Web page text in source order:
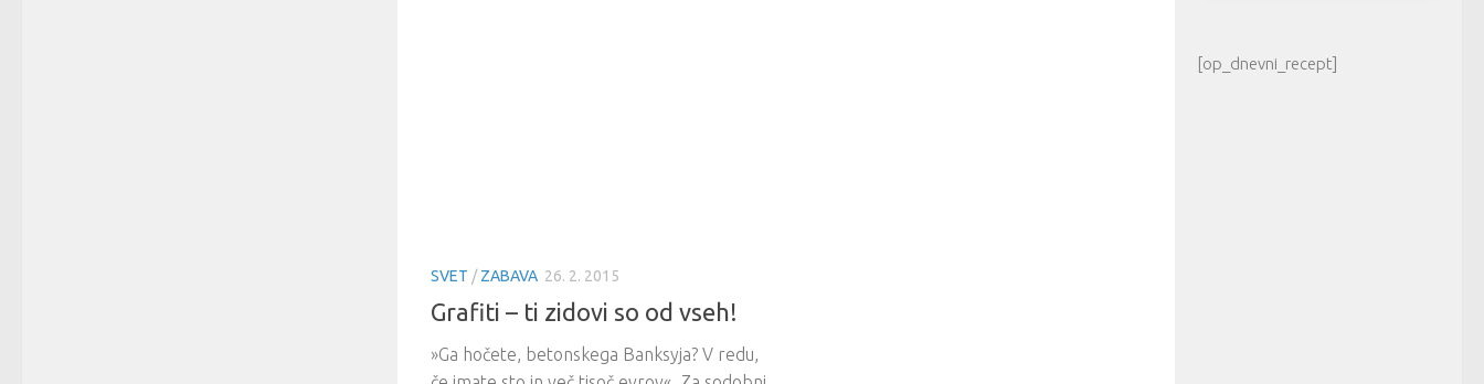
SVET /ZABAVA 26. 2. 2015
Grafiti – ti zidovi so od vseh!
»Ga hočete, betonskega Banksyja? V redu,
[op_dnevni_recept]